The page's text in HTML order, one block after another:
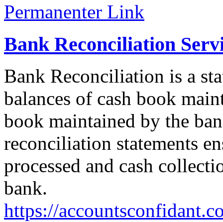
Permanenter Link
Bank Reconciliation
Bank Reconciliation is a
balances of cash book
book maintained by the
reconciliation statements
processed and cash
bank.
https://